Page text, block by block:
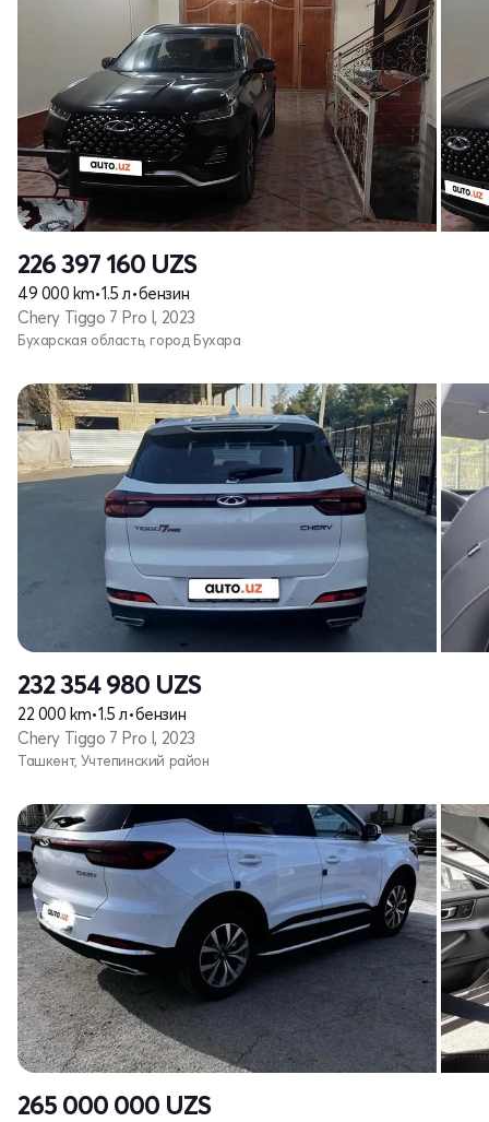
226 397 160 UZS
49 000 km•1.5 л•бензин
Chery Tiggo 7 Pro I, 2023
Бухарская область, город Бухара
232 354 980 UZS
22 000 km•1.5 л•бензин
Chery Tiggo 7 Pro I, 2023
Ташкент, Учтепинский район
265 000 000 UZS